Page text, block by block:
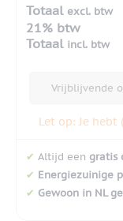
Totaal excl. btw
21% btw
Totaal incl. btw
Vrijblijvende
Let op: Je hebt
✔ Altijd een gratis
✔ Energiezuinige
✔ Gewoon in NL